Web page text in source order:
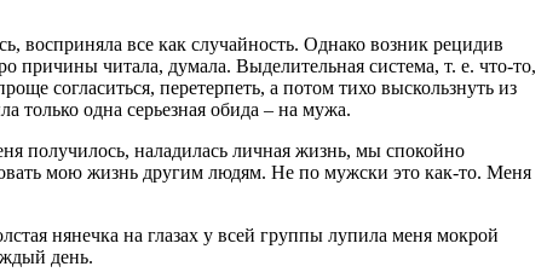
восприняла все как случайность. Однако возник рецидив
причины читала, думала. Выделительная система, т. е. что-то,
согласиться, перетерпеть, а потом тихо выскользнуть из
только одна серьезная обида – на мужа.
получилось, наладилась личная жизнь, мы спокойно
мою жизнь другим людям. Не по мужски это как-то. Меня
нянечка на глазах у всей группы лупила меня мокрой
день.